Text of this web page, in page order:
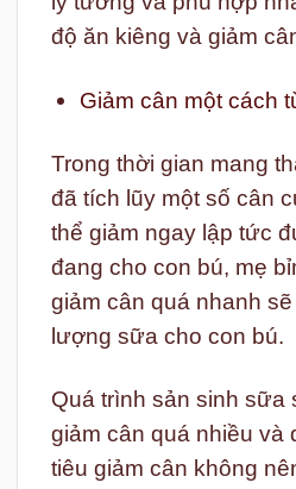
độ ăn kiêng và giảm
Giảm cân một cách
Trong thời gian mang
đã tích lũy một số cân
thể giảm ngay lập tức
đang cho con bú, mẹ
giảm cân quá nhanh
lượng sữa cho con bú.
Quá trình sản sinh sữa
giảm cân quá nhiều và
tiêu giảm cân không